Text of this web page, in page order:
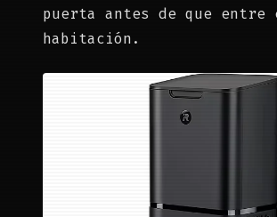
puerta antes de que entre
habitación.